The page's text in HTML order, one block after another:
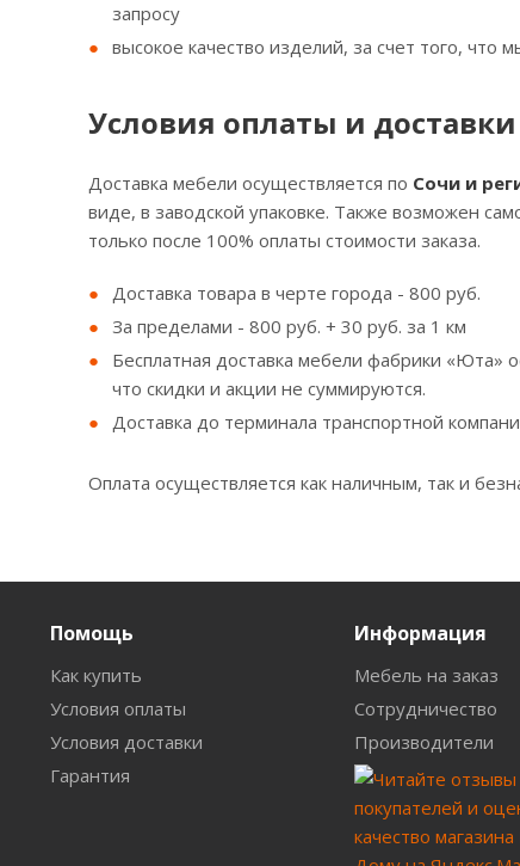
запросу
высокое качество изделий, за счет того,
Условия оплаты и доставки
Доставка мебели осуществляется по Сочи и
виде, в заводской упаковке. Также возможен
только после 100% оплаты стоимости заказа.
Доставка товара в черте города - 800 руб.
За пределами - 800 руб. + 30 руб. за 1 км
Бесплатная доставка мебели фабрики
что скидки и акции не суммируются.
Доставка до терминала транспортной
Оплата осуществляется как наличным, так и
Помощь
Как купить
Условия оплаты
Условия доставки
Гарантия
Информация
Мебель на заказ
Сотрудничество
Производители